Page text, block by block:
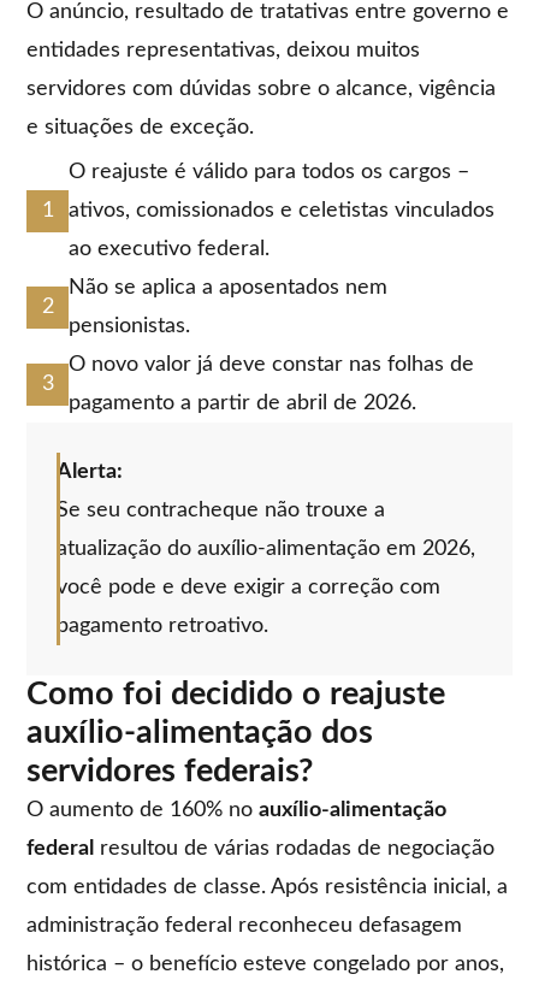
O anúncio, resultado de tratativas entre governo e
entidades representativas, deixou muitos
servidores com dúvidas sobre o alcance, vigência
e situações de exceção.
O reajuste é válido para todos os cargos –
ativos, comissionados e celetistas vinculados
ao executivo federal.
Não se aplica a aposentados nem
pensionistas.
O novo valor já deve constar nas folhas de
pagamento a partir de abril de 2026.
Alerta:
Se seu contracheque não trouxe a
atualização do auxílio-alimentação em 2026,
você pode e deve exigir a correção com
pagamento retroativo.
Como foi decidido o reajuste
auxílio-alimentação dos
servidores federais?
O aumento de 160% noauxílio-alimentação
federal resultou de várias rodadas de negociação
com entidades de classe. Após resistência inicial, a
administração federal reconheceu defasagem
histórica – o benefício esteve congelado por anos,